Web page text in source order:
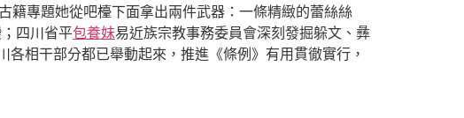
籍專題她從吧檯下面拿出兩件武器：一條精緻的蕾絲絲
四川省平包養妹易近族宗教事務委員會深刻發掘躲文、彝
相干部分都已舉動起來，推進《條例》有用貫徹實行，